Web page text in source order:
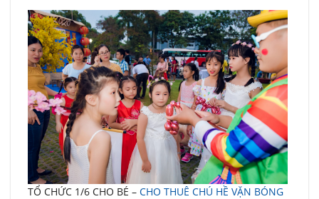
TỔ CHỨC 1/6 CHO BÉ – CHO THUÊ CHÚ HỀ VẶN BÓNG